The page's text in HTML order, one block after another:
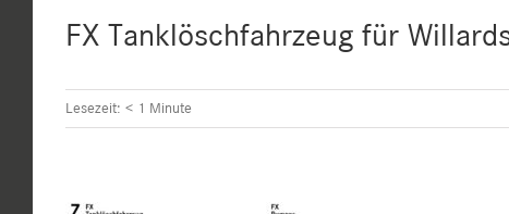
FX Tanklöschfahrzeug für
Lesezeit: < 1 Minute